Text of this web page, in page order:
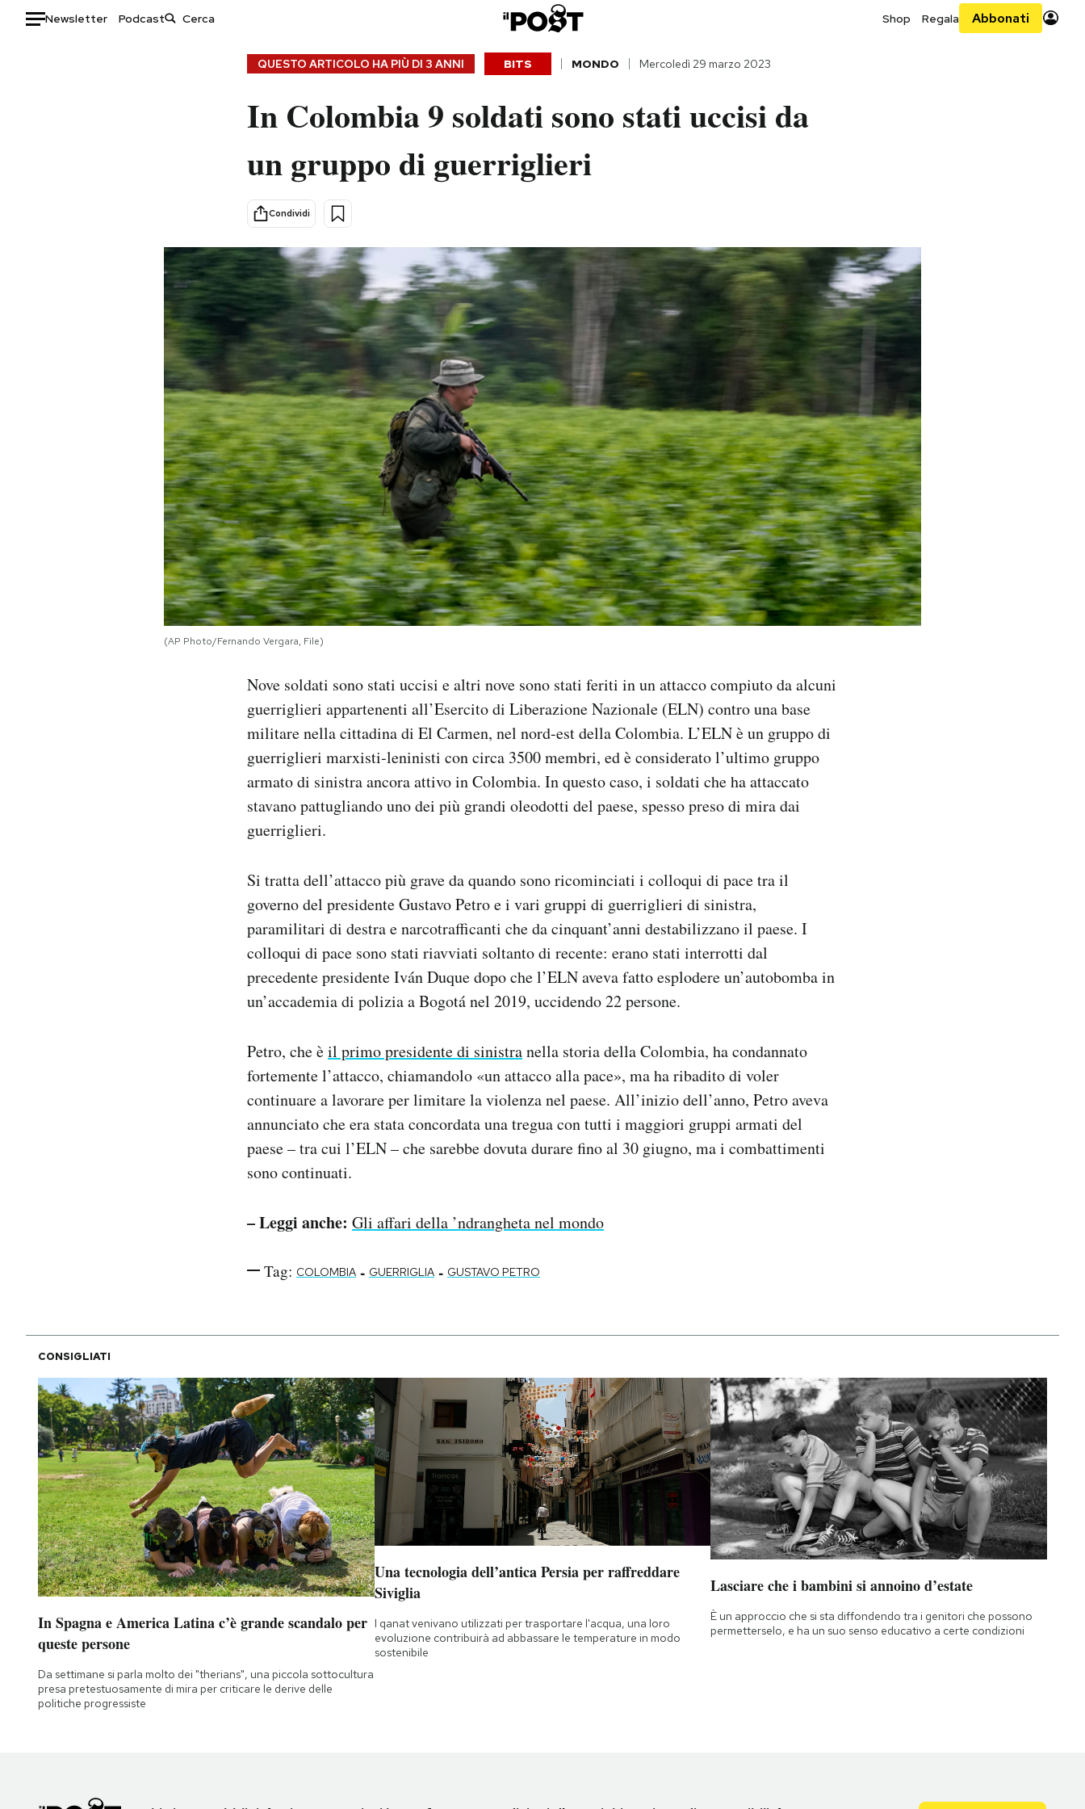
Newsletter Podcast Shop Regala Abbonati
Storie/Idee
Ok Boomer!
Media
Europa
Altrecose
Mondiali calcio 2026
QUESTO ARTICOLO HA PIÙ DI 3 ANNI BITS MONDO Mercoledì 29 marzo 2023
In Colombia 9 soldati sono stati uccisi da
un gruppo di guerriglieri
Condividi
(AP Photo/Fernando Vergara, File)
Nove soldati sono stati uccisi e altri nove sono stati feriti in un attacco compiuto da alcuni
guerriglieri appartenenti all’Esercito di Liberazione Nazionale (ELN) contro una base
militare nella cittadina di El Carmen, nel nord-est della Colombia. L’ELN è un gruppo di
guerriglieri marxisti-leninisti con circa 3500 membri, ed è considerato l’ultimo gruppo
armato di sinistra ancora attivo in Colombia. In questo caso, i soldati che ha attaccato
stavano pattugliando uno dei più grandi oleodotti del paese, spesso preso di mira dai
guerriglieri.
Si tratta dell’attacco più grave da quando sono ricominciati i colloqui di pace tra il
governo del presidente Gustavo Petro e i vari gruppi di guerriglieri di sinistra,
paramilitari di destra e narcotrafficanti che da cinquant’anni destabilizzano il paese. I
colloqui di pace sono stati riavviati soltanto di recente: erano stati interrotti dal
precedente presidente Iván Duque dopo che l’ELN aveva fatto esplodere un’autobomba in
un’accademia di polizia a Bogotá nel 2019, uccidendo 22 persone.
Petro, che èil primo presidente di sinistranella storia della Colombia, ha condannato
fortemente l’attacco, chiamandolo «un attacco alla pace», ma ha ribadito di voler
continuare a lavorare per limitare la violenza nel paese. All’inizio dell’anno, Petro aveva
annunciato che era stata concordata una tregua con tutti i maggiori gruppi armati del
paese – tra cui l’ELN – che sarebbe dovuta durare fino al 30 giugno, ma i combattimenti
sono continuati.
– Leggi anche: Gli affari della ’ndrangheta nel mondo
Tag: COLOMBIA - GUERRIGLIA - GUSTAVO PETRO
CONSIGLIATI
In Spagna e America Latina c’è grande scandalo per
queste persone
Da settimane si parla molto dei "therians", una piccola sottocultura
presa pretestuosamente di mira per criticare le derive delle
politiche progressiste
Una tecnologia dell’antica Persia per raffreddare
Siviglia
I qanat venivano utilizzati per trasportare l'acqua, una loro
evoluzione contribuirà ad abbassare le temperature in modo
sostenibile
Lasciare che i bambini si annoino d’estate
È un approccio che si sta diffondendo tra i genitori che possono
permetterselo, e ha un suo senso educativo a certe condizioni